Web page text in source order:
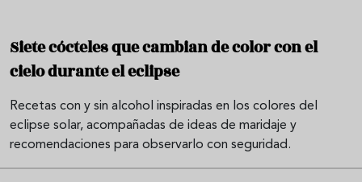
Siete cócteles que cambian de color con el
cielo durante el eclipse
Recetas con y sin alcohol inspiradas en los colores del
eclipse solar, acompañadas de ideas de maridaje y
recomendaciones para observarlo con seguridad.